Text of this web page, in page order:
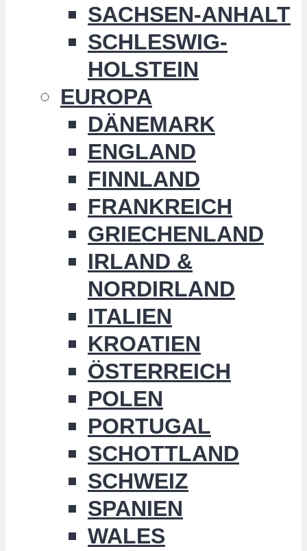
SACHSEN-ANHALT
SCHLESWIG-
HOLSTEIN
EUROPA
DÄNEMARK
ENGLAND
FINNLAND
FRANKREICH
GRIECHENLAND
IRLAND &
NORDIRLAND
ITALIEN
KROATIEN
ÖSTERREICH
POLEN
PORTUGAL
SCHOTTLAND
SCHWEIZ
SPANIEN
WALES